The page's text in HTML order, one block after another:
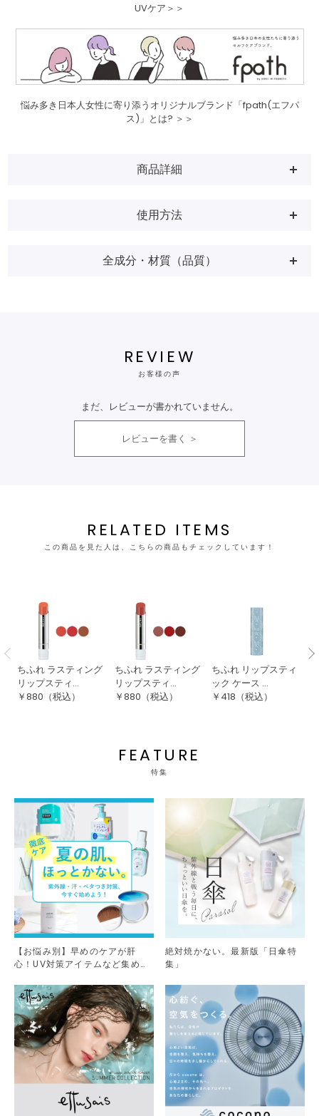
UVケア＞＞
悩み多き日本人女性に寄り添うオリジナルブランド「fpath(エフパ
ス)」とは? ＞＞
商品詳細
使用方法
全成分・材質（品質）
REVIEW
お客様の声
まだ、レビューが書かれていません。
レビューを書く
RELATED ITEMS
この商品を見た人は、こちらの商品もチェックしています！
ちふれ ラスティング
リップスティ...
￥880 （税込）
ちふれ ラスティング
リップスティ...
￥880 （税込）
ちふれ リップスティ
ック ケース ...
￥ 418 （税込）
FEATURE
特集
【お悩み別】早めのケアが肝
心！UV対策アイテムなど集めま
絶対焼かない。最新版「日傘特
集」